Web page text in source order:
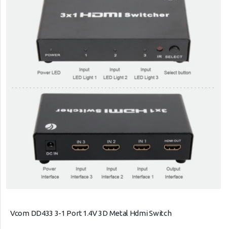
Vcom DD433 3-1 Port 1.4V 3D Metal Hdmi Switch